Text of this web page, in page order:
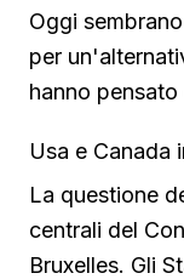
Oggi
per
hanno
Usa e Canada
La questione
centrali del
Bruxelles. Gli